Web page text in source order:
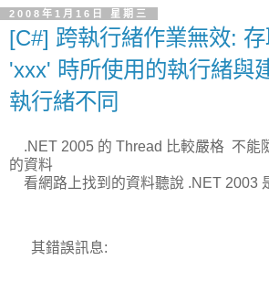
2008年1月16日 星期三
[C#] 跨執行緒作業無效:
'xxx' 時所使用的執行緒與
執行緒不同
.NET 2005 的 Thread 比較嚴格 不能
的資料
看網路上找到的資料聽說 .NET 2003
其錯誤訊息: